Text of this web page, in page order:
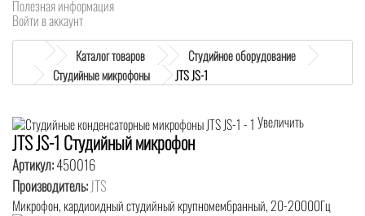
Полезная информация
Войти в аккаунт
Каталог товаров
Студийное оборудование
Студийные микрофоны
JTS JS-1
Увеличить
JTS JS-1 Студийный микрофон
Артикул:450016
Производитель: JTS
Микрофон, кардиоидный студийный крупномембранный, 20-20000Гц